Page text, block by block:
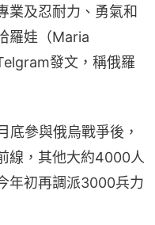
業及忍耐力、勇氣和
羅娃（Maria
發文，稱俄羅
底參與俄烏戰爭後，
線，其他大約4000人
年初再調派3000兵力